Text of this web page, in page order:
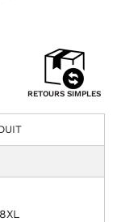
RETOURS SIMPLES